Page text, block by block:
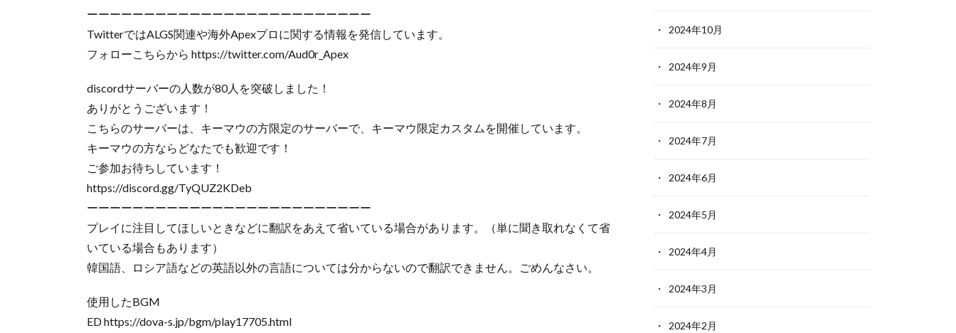
ーーーーーーーーーーーーーーーーーーーーーーーーー
TwitterではALGS関連や海外Apexプロに関する情報を発信しています。
フォローこちらから https://twitter.com/Aud0r_Apex
discordサーバーの人数が80人を突破しました！
ありがとうございます！
こちらのサーバーは、キーマウの方限定のサーバーで、キーマウ限定カスタムを開催しています。
キーマウの方ならどなたでも歓迎です！
ご参加お待ちしています！
https://discord.gg/TyQUZ2KDeb
ーーーーーーーーーーーーーーーーーーーーーーーーー
プレイに注目してほしいときなどに翻訳をあえて省いている場合があります。（単に聞き取れなくて省
いている場合もあります）
韓国語、ロシア語などの英語以外の言語については分からないので翻訳できません。ごめんなさい。
使用したBGM
ED https://dova-s.jp/bgm/play17705.html
2024年10月
2024年9月
2024年8月
2024年7月
2024年6月
2024年5月
2024年4月
2024年3月
2024年2月